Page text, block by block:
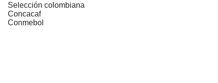
Selección colombiana
Concacaf
Conmebol